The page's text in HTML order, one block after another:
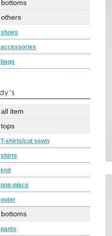
bottoms
others
shoes
accessories
bags
all item
tops
T-shirts/cut sewn
shirts
knit
one-piece
outer
bottoms
pants